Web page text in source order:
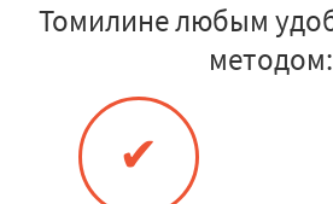
Томилине любым
методом:
✔